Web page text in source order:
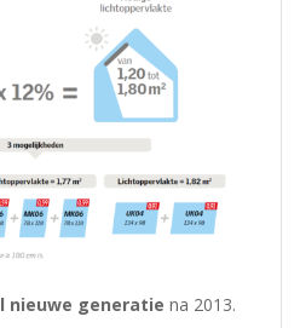
nieuwe generatie na 2013.